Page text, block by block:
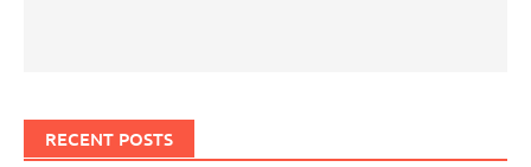
RECENT POSTS